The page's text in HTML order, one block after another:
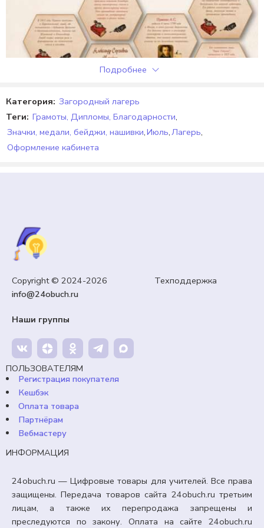
ОФОРМЛЕНИЕ КАБИНЕТА
Оформление. Гексы «6 июня. День русского языка.
Пушкинский день».
99,00₽Кешбэк:
Продавец: 24obuch.ru
В корзину
Подробнее
Категория: Загородный лагерь
Теги: Грамоты, Дипломы, Благодарности,
Значки, медали, бейджи, нашивки,Июль,Лагерь,
Оформление кабинета
Copyright © 2024-2026 Техподдержка
info@24obuch.ru
Наши группы
ПОЛЬЗОВАТЕЛЯМ
Регистрация покупателя
Кешбэк
Оплата товара
Партнёрам
Вебмастеру
ИНФОРМАЦИЯ
24obuch.ru — Цифровые товары для учителей. Все права
защищены. Передача товаров сайта 24obuch.ru третьим
лицам, а также их перепродажа запрещены и
преследуются по закону. Оплата на сайте 24obuch.ru